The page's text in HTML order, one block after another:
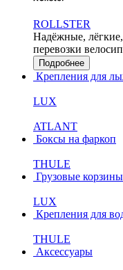
ROLLSTER
Надёжные,
перевозки
Подробнее
Крепления для
LUX
ATLANT
Боксы на фаркоп
THULE
Грузовые корзины
LUX
Крепления для
THULE
Аксессуары